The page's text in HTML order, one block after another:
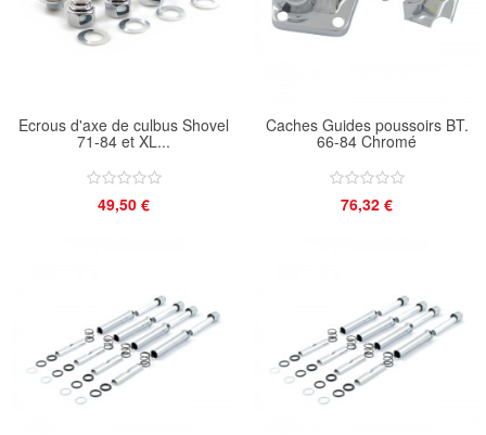
Ecrous d'axe de culbus Shovel
71-84 et XL...
49,50 €
Caches Guides poussoirs BT.
66-84 Chromé
76,32 €